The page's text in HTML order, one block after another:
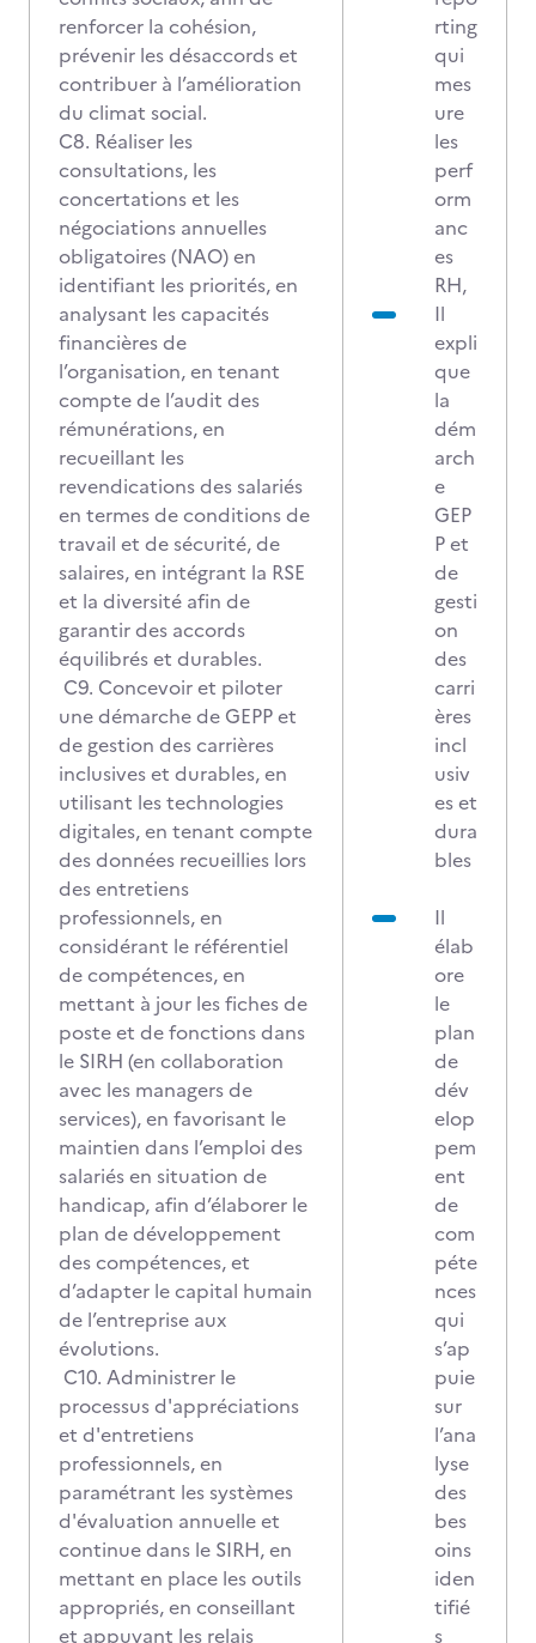
renforcer la cohésion,
prévenir les désaccords et
contribuer à l’amélioration
du climat social.
C8. Réaliser les
consultations, les
concertations et les
négociations annuelles
obligatoires (NAO) en
identifiant les priorités, en
analysant les capacités
financières de
l’organisation, en tenant
compte de l’audit des
rémunérations, en
recueillant les
revendications des salariés
en termes de conditions de
travail et de sécurité, de
salaires, en intégrant la RSE
et la diversité afin de
garantir des accords
équilibrés et durables.
C9. Concevoir et piloter
une démarche de GEPP et
de gestion des carrières
inclusives et durables, en
utilisant les technologies
digitales, en tenant compte
des données recueillies lors
des entretiens
professionnels, en
considérant le référentiel
de compétences, en
mettant à jour les fiches de
poste et de fonctions dans
le SIRH (en collaboration
avec les managers de
services), en favorisant le
maintien dans l’emploi des
salariés en situation de
handicap, afin d’élaborer le
plan de développement
des compétences, et
d’adapter le capital humain
de l’entreprise aux
évolutions.
C10. Administrer le
processus d'appréciations
et d'entretiens
professionnels, en
paramétrant les systèmes
d'évaluation annuelle et
continue dans le SIRH, en
mettant en place les outils
appropriés, en conseillant
et appuyant les relais
rting
qui
mes
ure
les
perf
orm
anc
es
RH,
Il
expli
que
la
dém
arch
e
GEP
P et
de
gesti
on
des
carri
ères
incl
usiv
es et
dura
bles
Il
élab
ore
le
plan
de
dév
elop
pem
ent
de
com
péte
nces
qui
s’ap
puie
sur
l’ana
lyse
des
bes
oins
iden
tifié
s